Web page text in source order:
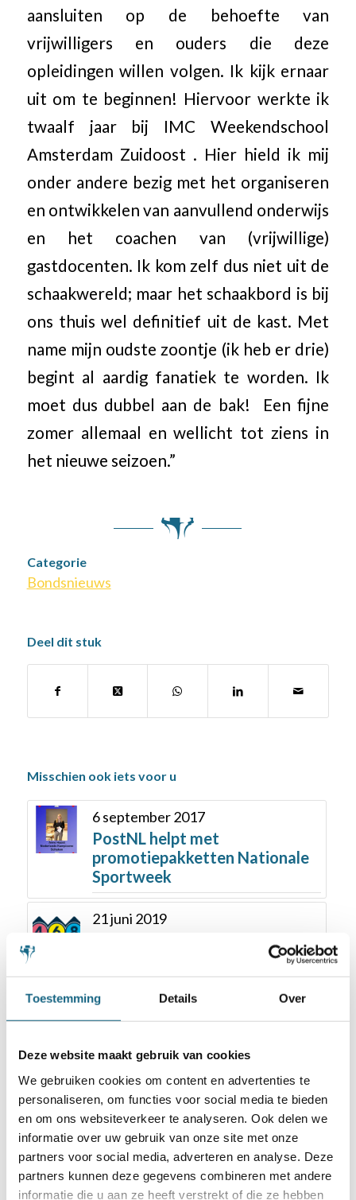
Toestemming Details Over
Deze website maakt gebruik van cookies
We gebruiken cookies om content en advertenties te
personaliseren, om functies voor social media te bieden
en om ons websiteverkeer te analyseren. Ook delen we
informatie over uw gebruik van onze site met onze
partners voor social media, adverteren en analyse. Deze
partners kunnen deze gegevens combineren met andere
informatie die u aan ze heeft verstrekt of die ze hebben
aansluiten op de behoefte van
vrijwilligers en ouders die deze
opleidingen willen volgen. Ik kijk ernaar
uit om te beginnen! Hiervoor werkte ik
twaalf jaar bij IMC Weekendschool
Amsterdam Zuidoost . Hier hield ik mij
onder andere bezig met het organiseren
en ontwikkelen van aanvullend onderwijs
en het coachen van (vrijwillige)
gastdocenten. Ik kom zelf dus niet uit de
schaakwereld; maar het schaakbord is bij
ons thuis wel definitief uit de kast. Met
name mijn oudste zoontje (ik heb er drie)
begint al aardig fanatiek te worden. Ik
moet dus dubbel aan de bak! Een fijne
zomer allemaal en wellicht tot ziens in
het nieuwe seizoen.”
Categorie
Bondsnieuws
Deel dit stuk
Misschien ook iets voor u
6 september 2017
PostNL helpt met
promotiepakketten Nationale
Sportweek
21 juni 2019
1 november 2018
Laat je inspireren op de
13 maart 2018
Niels van der Mark wordt
medewerker schoolschaak
5 augustus 2019
Eelke de Boer na drie ronden